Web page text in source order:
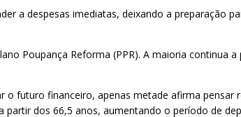
a despesas imediatas, deixando a preparação
Poupança Reforma (PPR). A maioria continua
futuro financeiro, apenas metade afirma pensar
dos 66,5 anos, aumentando o período de